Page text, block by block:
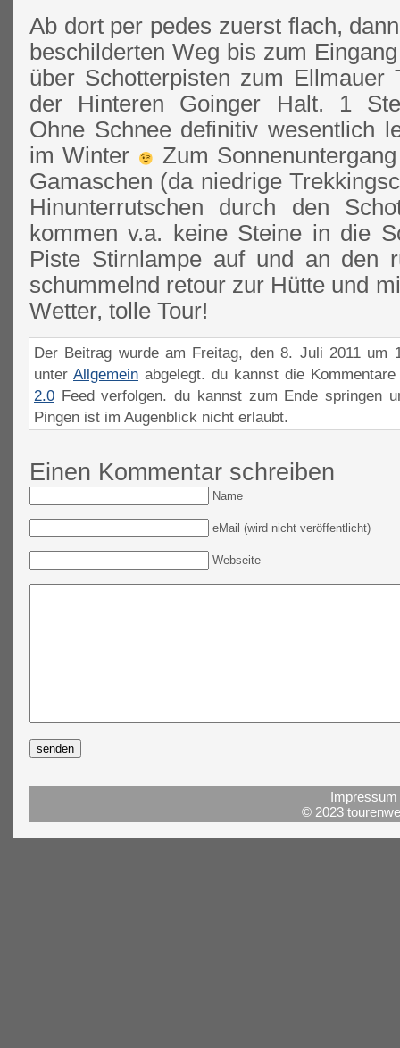
Ab dort per pedes zuerst flach,
beschilderten Weg bis zum
über Schotterpisten zum
der Hinteren Goinger Halt. 1
Ohne Schnee definitiv wesentlich
im Winter
Zum
Gamaschen (da niedrige
Hinunterrutschen durch den
kommen v.a. keine Steine in die
Piste Stirnlampe auf und an den
schummelnd retour zur Hütte und
Wetter, tolle Tour!
Der Beitrag wurde am Freitag, den 8. Juli 2011 um
unter Allgemein abgelegt. du kannst die
2.0 Feed verfolgen. du kannst zum Ende springen
Pingen ist im Augenblick nicht erlaubt.
Einen Kommentar schreiben
Name
eMail (wird nicht veröffentlicht)
Webseite
© 2023